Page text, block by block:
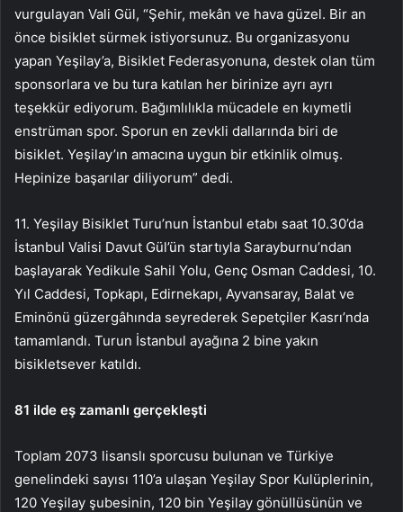
vurgulayan Vali Gül, “Şehir, mekân ve hava güzel. Bir an
önce bisiklet sürmek istiyorsunuz. Bu organizasyonu
yapan Yeşilay’a, Bisiklet Federasyonuna, destek olan tüm
sponsorlara ve bu tura katılan her birinize ayrı ayrı
teşekkür ediyorum. Bağımlılıkla mücadele en kıymetli
enstrüman spor. Sporun en zevkli dallarında biri de
bisiklet. Yeşilay’ın amacına uygun bir etkinlik olmuş.
Hepinize başarılar diliyorum” dedi.
11. Yeşilay Bisiklet Turu’nun İstanbul etabı saat 10.30’da
İstanbul Valisi Davut Gül’ün startıyla Sarayburnu’ndan
başlayarak Yedikule Sahil Yolu, Genç Osman Caddesi, 10.
Yıl Caddesi, Topkapı, Edirnekapı, Ayvansaray, Balat ve
Eminönü güzergâhında seyrederek Sepetçiler Kasrı’nda
tamamlandı. Turun İstanbul ayağına 2 bine yakın
bisikletsever katıldı.
81 ilde eş zamanlı gerçekleşti
Toplam 2073 lisanslı sporcusu bulunan ve Türkiye
genelindeki sayısı 110’a ulaşan Yeşilay Spor Kulüplerinin,
120 Yeşilay şubesinin, 120 bin Yeşilay gönüllüsünün ve